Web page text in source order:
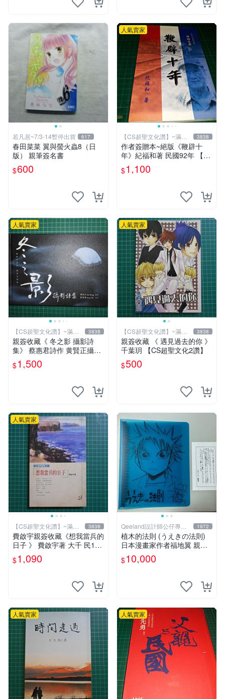
若凡居~7/3-14暫停出貨 617
春田菜菜 翼與螢火蟲8（日
版） 親筆簽名書
$600
人氣賣家
【CS超聖文化讚】~滿千
元送運
3838
作者簽贈本~絕版《鞭辟十
年》紀福和著 民國92年 【C
S超聖文化讚】
$1,100
人氣賣家
【CS超聖文化讚】~滿千
元送運
3838
親簽收藏《 冬之影 攝影詩
集》 蔡惠君詩作 黄賢正攝影
白象文化 幾乎全新【CS超聖
文化2讚】
$1,500
人氣賣家
【CS超聖文化讚】~滿千
元送運
3838
親簽收藏 《 遇見過去的你 》
千葉玥 【CS超聖文化2讚】
$500
人氣賣家
【CS超聖文化讚】~滿千
元送運
3838
費啟宇親簽收藏《想我當兵的
日子 》 費啟宇著 大千 民199
4年初版【CS超聖文化2讚】
$1,090
Qeeland設計師公仔專賣
店
1972
植木的法則 (うえきの法則)
日本漫畫家作者福地翼 親筆
畫作+簽名
$10,000
人氣賣家 人氣賣家